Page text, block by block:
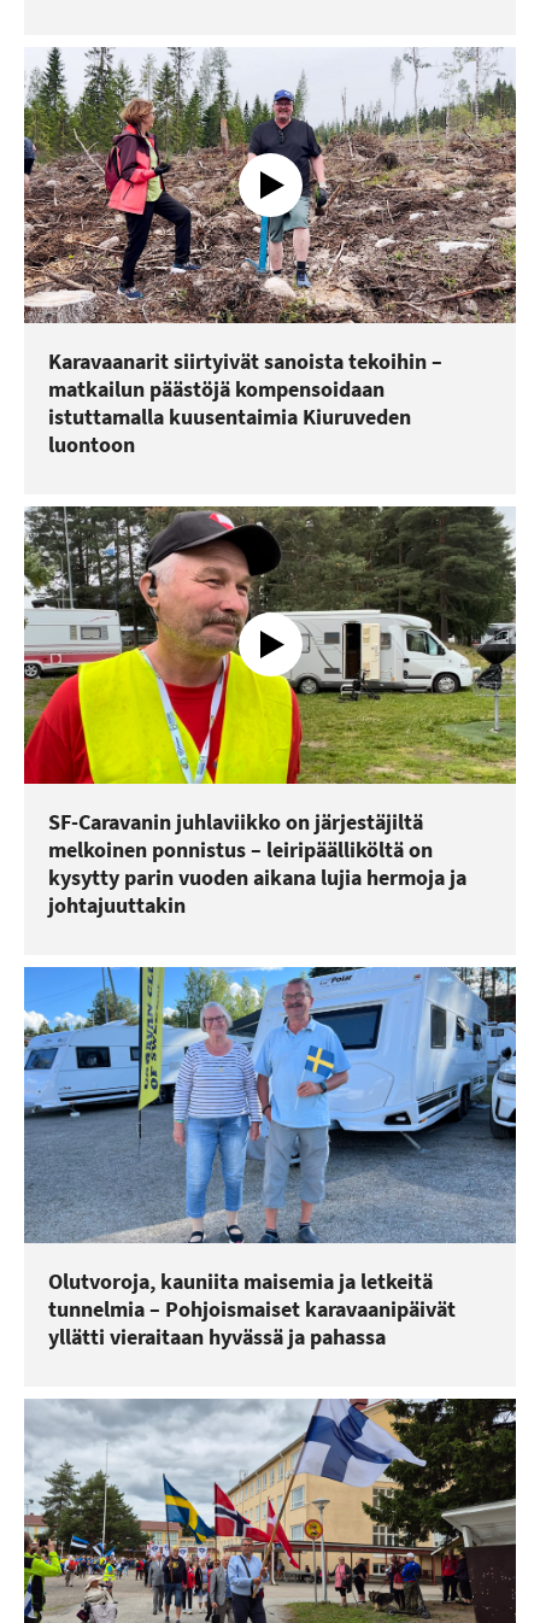
Karavaanarit siirtyivät sanoista tekoihin –
matkailun päästöjä kompensoidaan
istuttamalla kuusentaimia Kiuruveden
luontoon
SF-Caravanin juhlaviikko on järjestäjiltä
melkoinen ponnistus – leiripäälliköltä on
kysytty parin vuoden aikana lujia hermoja ja
johtajuuttakin
Olutvoroja, kauniita maisemia ja letkeitä
tunnelmia – Pohjoismaiset karavaanipäivät
yllätti vieraitaan hyvässä ja pahassa